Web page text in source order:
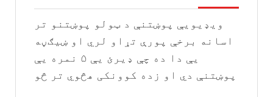
06
ویډیویې پوښتنې د ټولو پوښتنو تر
اسانه برخې پورې تړاو لري او ښيګڼه
یې دا ده چې ډیرئ يې ۵ نمره یې
پوښتنې دي او زده کوونکی هڅوي تر څو